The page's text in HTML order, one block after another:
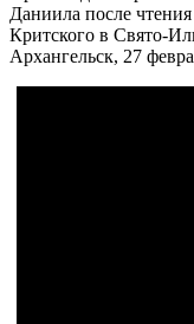
Даниила после
Критского в Свято-
Архангельск, 27